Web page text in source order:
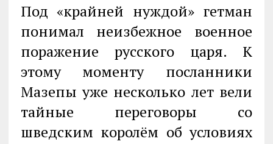
Под «крайней нуждой» гетман
понимал неизбежное военное
поражение русского царя. К
этому моменту посланники
Мазепы уже несколько лет вели
тайные переговоры со
шведским королём об условиях